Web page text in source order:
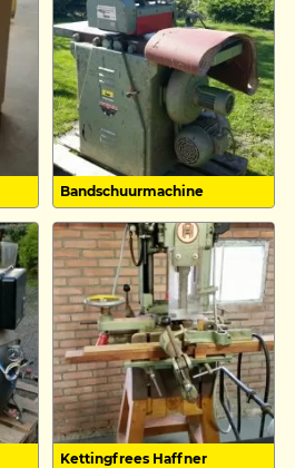
Bandschuurmachine
Kettingfrees Haffner